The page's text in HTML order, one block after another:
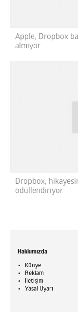
Apple, Dropbox
almıyor
Dropbox,
ödüllendiriyor
Hakkımızda
Künye
Reklam
İletişim
Yasal Uyarı